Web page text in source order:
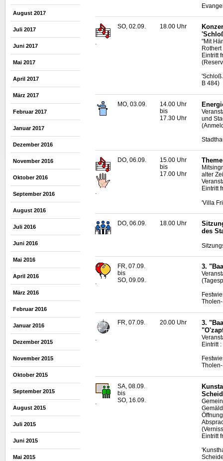
August 2017
Juli 2017
Juni 2017
Mai 2017
April 2017
März 2017
Februar 2017
Januar 2017
Dezember 2016
November 2016
Oktober 2016
September 2016
August 2016
Juli 2016
Juni 2016
Mai 2016
April 2016
März 2016
Februar 2016
Januar 2016
Dezember 2015
November 2015
Oktober 2015
September 2015
August 2015
Juli 2015
Juni 2015
Mai 2015
.
SO, 02.09. 18.00 Uhr
"Mit
Eintritt
'Schloß
B 484)
MO, 03.09.
14.00 Uhr
bis
17.30 Uhr
und
.
DO, 06.09.
15.00 Uhr
bis
17.00 Uhr
alter
Eintritt
'Villa
DO, 06.09. 18.00 Uhr
des
.
FR, 07.09.
bis
SO, 09.09.
3.
.
FR, 07.09. 20.00 Uhr
3.
Eintritt
SA, 08.09.
bis
SO, 16.09.
Eintritt